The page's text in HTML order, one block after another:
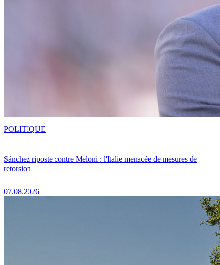
Sánchez riposte contre Meloni : l'Italie menacée de mesures de
rétorsion
07.08.2026
POLITIQUE